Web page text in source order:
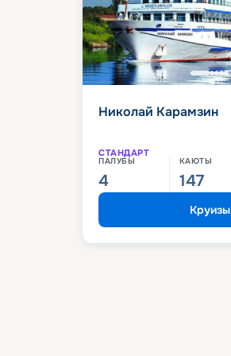
Николай Карамзин
СТАНДАРТ
ПАЛУБЫ
4
КАЮТЫ
147
Круизы